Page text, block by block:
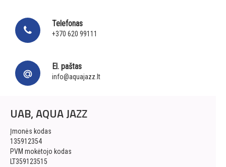
Telefonas
+370 620 99111
El. paštas
info@aquajazz.lt
UAB, AQUA JAZZ
Įmonės kodas
135912354
PVM mokėtojo kodas
LT359123515